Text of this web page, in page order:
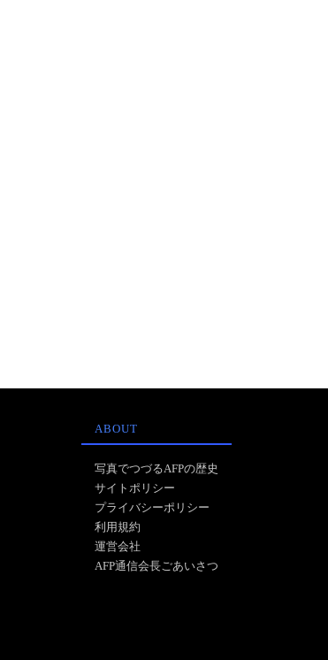
ABOUT
写真でつづるAFPの歴史
サイトポリシー
プライバシーポリシー
利用規約
運営会社
AFP通信会長ごあいさつ